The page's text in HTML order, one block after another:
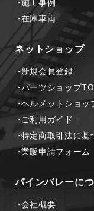
施工事例
在庫車両
ネットショップ
新規会員登録
パーツショップ
ヘルメットショッ
ご利用ガイド
特定商取引法に基
業販申請フォーム
パインバレーに
会社概要